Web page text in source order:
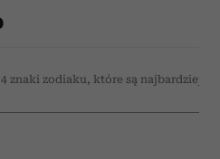
4 znaki zodiaku, które są najbardziej